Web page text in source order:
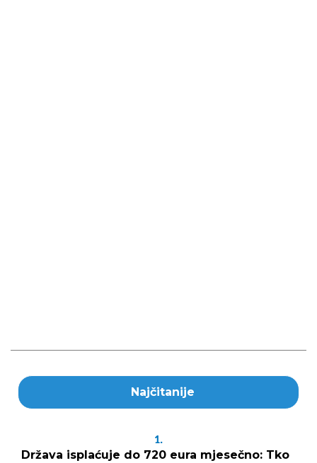
Najčitanije
1.
Država isplaćuje do 720 eura mjesečno: Tko